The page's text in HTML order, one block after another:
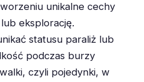
unikalne cechy
eksplorację.
statusu paraliż lub
podczas burzy
czyli pojedynki, w